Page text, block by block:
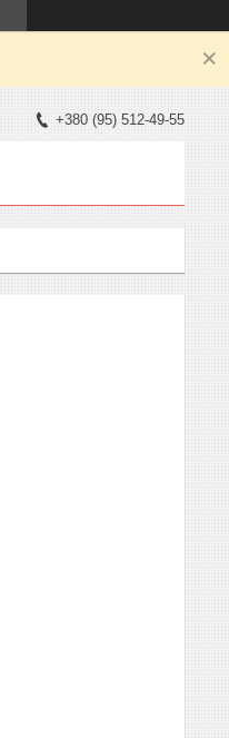
+380 (95) 512-49-55